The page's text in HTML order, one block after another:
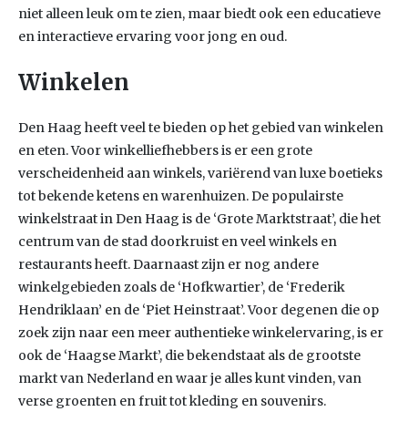
niet alleen leuk om te zien, maar biedt ook een educatieve
en interactieve ervaring voor jong en oud.
Winkelen
Den Haag heeft veel te bieden op het gebied van winkelen
en eten. Voor winkelliefhebbers is er een grote
verscheidenheid aan winkels, variërend van luxe boetieks
tot bekende ketens en warenhuizen. De populairste
winkelstraat in Den Haag is de ‘Grote Marktstraat’, die het
centrum van de stad doorkruist en veel winkels en
restaurants heeft. Daarnaast zijn er nog andere
winkelgebieden zoals de ‘Hofkwartier’, de ‘Frederik
Hendriklaan’ en de ‘Piet Heinstraat’. Voor degenen die op
zoek zijn naar een meer authentieke winkelervaring, is er
ook de ‘Haagse Markt’, die bekendstaat als de grootste
markt van Nederland en waar je alles kunt vinden, van
verse groenten en fruit tot kleding en souvenirs.